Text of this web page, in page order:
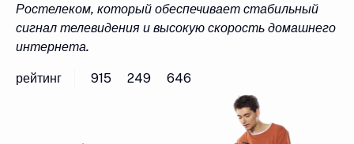
Ростелеком, который обеспечивает стабильный
сигнал телевидения и высокую скорость домашнего
интернета.
рейтинг 915 249 646